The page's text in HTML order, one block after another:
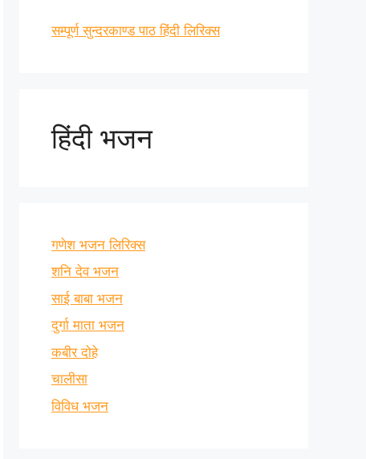
सम्पूर्ण सुन्दरकाण्ड पाठ हिंदी लिरिक्स
हिंदी भजन
गणेश भजन लिरिक्स
शनि देव भजन
साई बाबा भजन
दुर्गा माता भजन
कबीर दोहे
चालीसा
विविध भजन